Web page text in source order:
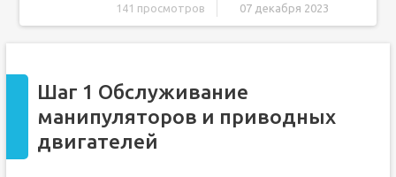
141 просмотров 07 декабря 2023
Шаг 3 Открытие основного корпуса
Шаг 4 Снимите верхнюю панель
Шаг 5
Шаг 1 Обслуживание
манипуляторов и приводных
двигателей